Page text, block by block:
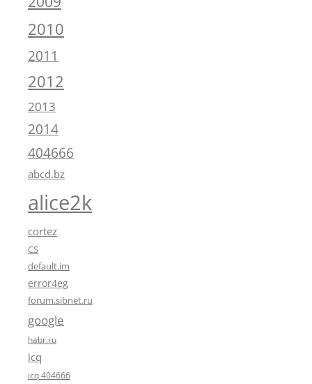
2010
2011
2012
2013
2014
404666
abcd.bz
alice2k
cortez
CS
default.im
error4eg
forum.sibnet.ru
google
habr.ru
icq
icq 404666